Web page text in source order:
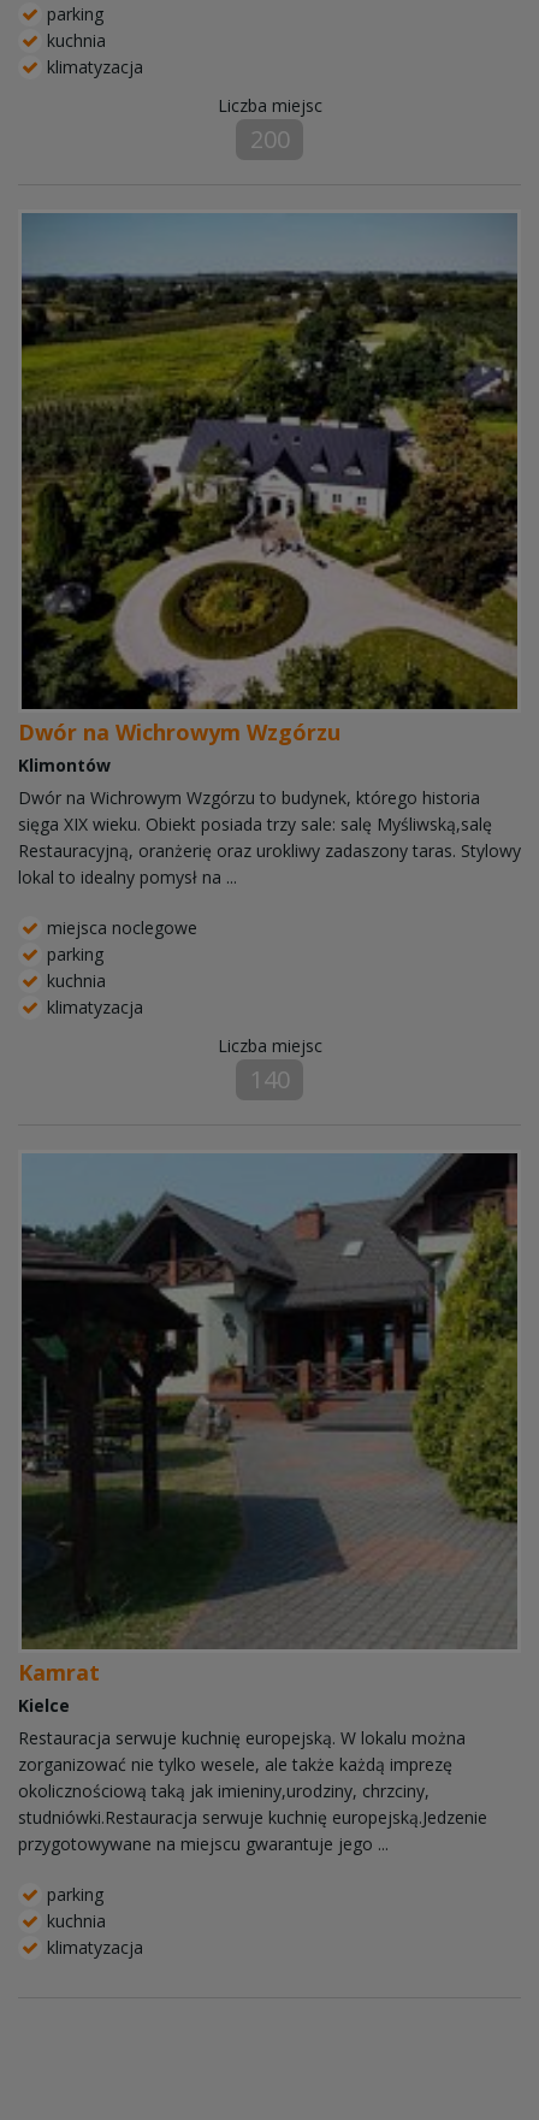
parking
kuchnia
klimatyzacja
Liczba miejsc
200
Dwór na Wichrowym Wzgórzu
Klimontów
Dwór na Wichrowym Wzgórzu to budynek, którego historia
sięga XIX wieku. Obiekt posiada trzy sale: salę Myśliwską,salę
Restauracyjną, oranżerię oraz urokliwy zadaszony taras. Stylowy
lokal to idealny pomysł na ...
miejsca noclegowe
parking
kuchnia
klimatyzacja
Liczba miejsc
140
Kamrat
Kielce
Restauracja serwuje kuchnię europejską. W lokalu można
zorganizować nie tylko wesele, ale także każdą imprezę
okolicznościową taką jak imieniny,urodziny, chrzciny,
studniówki.Restauracja serwuje kuchnię europejską.Jedzenie
przygotowywane na miejscu gwarantuje jego ...
parking
kuchnia
klimatyzacja